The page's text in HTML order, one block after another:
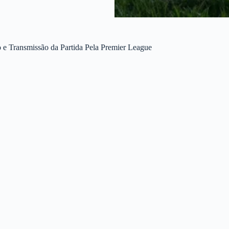
da Partida Pela Premier League